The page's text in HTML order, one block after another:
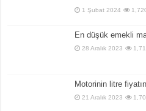
1 Şubat 2024
En düşük emekli
28 Aralık 2023
Motorinin litre
21 Aralık 2023